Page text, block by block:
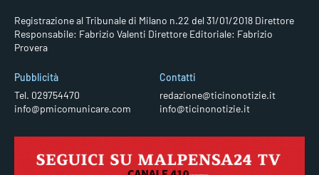
Registrazione al Tribunale di Milano n.22 del 31/01/2018 Direttore
Responsabile: Fabrizio Valenti Direttore Editoriale: Fabrizio
Provera
Pubblicità
Tel. 029754470
info@pmicomunicare.com
Contatti
redazione@ticinonotizie.it
info@ticinonotizie.it